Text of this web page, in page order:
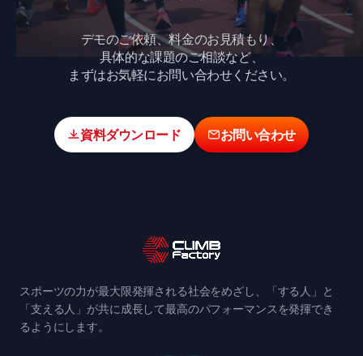
デモのご依頼、料金のお見積もり、
具体的な課題のご相談など、
まずはお気軽にお問い合わせください。
資料ダウンロード お問い合わせ
スポーツの力が最大限発揮される社会をめざし、「する人」と
「支える人」が共に成長して最高のパフォーマンスを発揮でき
るようにします。